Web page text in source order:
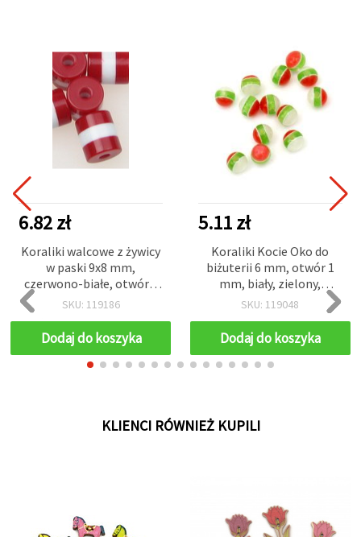
6.82 zł
Koraliki walcowe z żywicy
w paski 9x8 mm,
czerwono-białe, otwór 2
mm – 50 szt.
SKU: 119186
Dodaj do koszyka
5.11 zł
Koraliki Kocie Oko do
biżuterii 6 mm, otwór 1
mm, biały, zielony,
czerwony — mix w
SKU: 119048
Dodaj do koszyka
KLIENCI RÓWNIEŻ KUPILI